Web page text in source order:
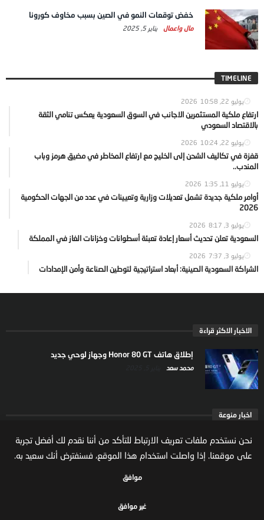
خفض توقعات النمو في الصين بسبب مخاوف كورونا
مال واعمال يناير 5, 2025
TIMELINE
يوليو 22, 2026 10:58
ارتفاع ملكية المستثمرين الاجانب في السوق السعودية يعكس تنامي الثقة
بالاقتصاد السعودي
يوليو 22, 2026 10:24
قفزة في تكاليف الشحن إلى الخليج مع ارتفاع المخاطر في مضيق هرمز وباب
المندب..
يوليو 11, 2026 1:35
أوامر ملكية جديدة تشمل تعديلات وزارية وتعيينات في عدد من الجهات الحكومية
2026
يوليو 3, 2026 8:17
السعودية تعلن تحديث أسعار إعادة تعبئة أسطوانات وخزانات الغاز في المملكة
يوليو 3, 2026 7:37
الشراكة السعودية الصينية: أبعاد استراتيجية لتوطين الصناعة وأمن الإمدادات
الاخبار الاكثر قراءة
إطلاق هاتف Honor 80 GT وجهاز لوحي جديد
محمد سعد
اخبار منوعة
ارتفاع ملكية المستثمرين الاجانب في السوق السعودية
مال واعمال
نحن نستخدم ملفات تعريف الارتباط للتأكد من أننا نقدم لك أفضل تجربة
على موقعنا. إذا واصلت استخدام هذا الموقع، فسنفترض أنك سعيد به.
موافق
غير موافق